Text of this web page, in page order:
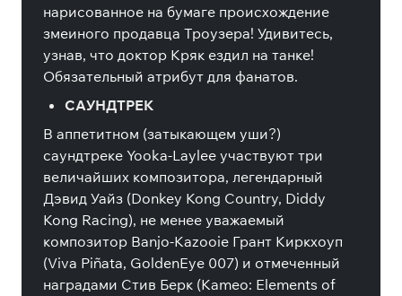
нарисованное на бумаге происхождение
змеиного продавца Троузера! Удивитесь,
узнав, что доктор Кряк ездил на танке!
Обязательный атрибут для фанатов.
САУНДТРЕК
В аппетитном (затыкающем уши?)
саундтреке Yooka-Laylee участвуют три
величайших композитора, легендарный
Дэвид Уайз (Donkey Kong Country, Diddy
Kong Racing), не менее уважаемый
композитор Banjo-Kazooie Грант Киркхоуп
(Viva Piñata, GoldenEye 007) и отмеченный
наградами Стив Берк (Kameo: Elements of